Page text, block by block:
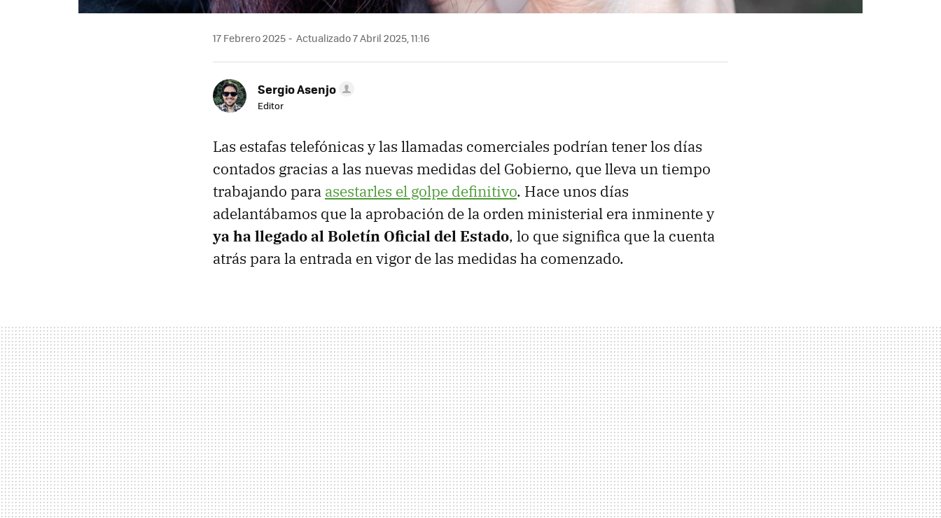
17 Febrero 2025 Actualizado 7 Abril 2025, 11:16
Sergio Asenjo
Editor
Las estafas telefónicas y las llamadas comerciales podrían tener los días
contados gracias a las nuevas medidas del Gobierno, que lleva un tiempo
trabajando para asestarles el golpe definitivo. Hace unos días
adelantábamos que la aprobación de la orden ministerial era inminente y
ya ha llegado al Boletín Oficial del Estado, lo que significa que la cuenta
atrás para la entrada en vigor de las medidas ha comenzado.